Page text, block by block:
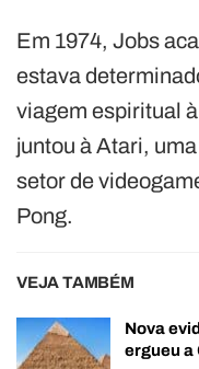
Em 1974, Jobs
estava
viagem espiritual
juntou à Atari,
setor de
Pong.
VEJA TAMBÉM
Nova
ergueu